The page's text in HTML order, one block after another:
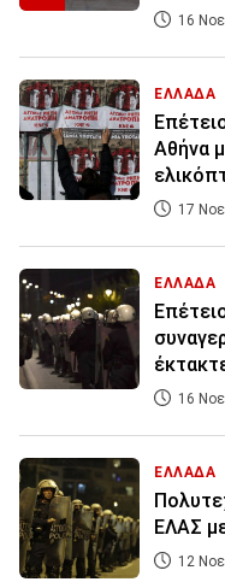
16
ΕΛΛΑΔΑ
Αθήνα
17
ΕΛΛΑΔΑ
16
ΕΛΛΑΔΑ
ΕΛΑΣ
12